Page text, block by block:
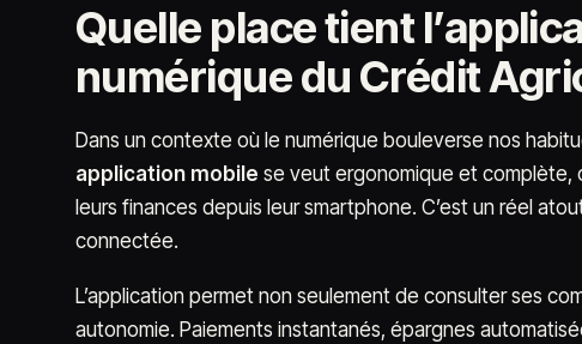
Quelle place tient
numérique du Crédit
Dans un contexte où le numérique bouleverse nos
application mobile se veut ergonomique et complète,
leurs finances depuis leur smartphone. C’est un réel
connectée.
L’application permet non seulement de consulter ses
autonomie. Paiements instantanés, épargnes